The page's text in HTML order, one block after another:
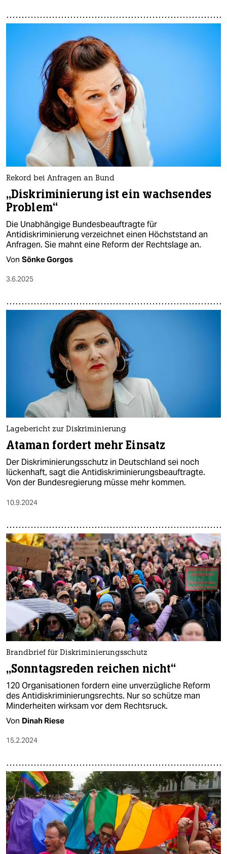
Rekord bei Anfragen an Bund
„Diskriminierung ist ein wachsendes
Problem“
Die Unabhängige Bundesbeauftragte für
Antidiskriminierung verzeichnet einen Höchststand an
Anfragen. Sie mahnt eine Reform der Rechtslage an.
Von Sönke Gorgos
3.6.2025
Lagebericht zur Diskriminierung
Ataman fordert mehr Einsatz
Der Diskriminierungsschutz in Deutschland sei noch
lückenhaft, sagt die Antidiskriminierungsbeauftragte.
Von der Bundesregierung müsse mehr kommen.
10.9.2024
Brandbrief für Diskriminierungsschutz
„Sonntagsreden reichen nicht“
120 Organisationen fordern eine unverzügliche Reform
des Antidiskriminierungsrechts. Nur so schütze man
Minderheiten wirksam vor dem Rechtsruck.
Von Dinah Riese
15.2.2024